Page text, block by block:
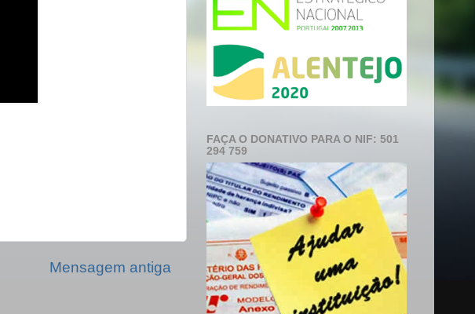
Mensagem antiga
FAÇA O DONATIVO PARA O NIF: 501
294 759